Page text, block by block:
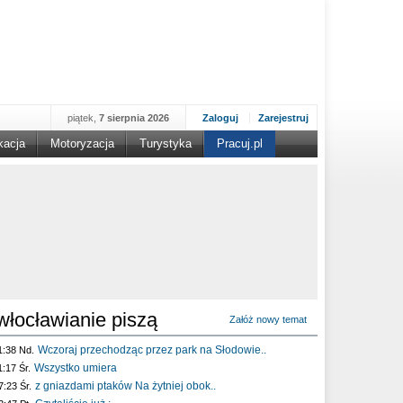
Zaloguj Zarejestruj
piątek, 7 sierpnia 2026
Motoryzacja Turystyka Pracuj.pl
piszą Załóż nowy temat
Nd. Wczoraj przechodząc przez park na Słodowie..
Śr. Wszystko umiera
Śr. z gniazdami ptaków Na żytniej obok..